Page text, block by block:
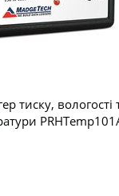
тиску, вологості